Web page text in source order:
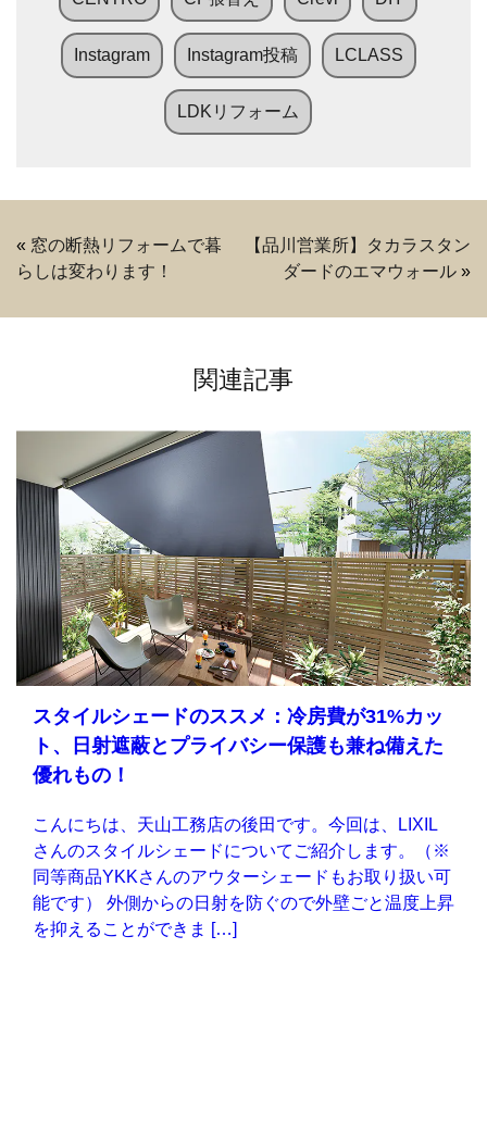
Instagram Instagram投稿 LCLASS
LDKリフォーム
« 窓の断熱リフォームで暮
らしは変わります！
【品川営業所】タカラスタン
ダードのエマウォール »
関連記事
スタイルシェードのススメ：冷房費が31%カッ
ト、日射遮蔽とプライバシー保護も兼ね備えた
優れもの！
こんにちは、天山工務店の後田です。今回は、LIXIL
さんのスタイルシェードについてご紹介します。（※
同等商品YKKさんのアウターシェードもお取り扱い可
能です） 外側からの日射を防ぐので外壁ごと温度上昇
を抑えることができま […]